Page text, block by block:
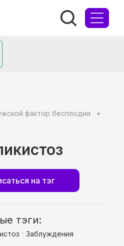
фактор бесплодия
на тэг
тэги:
Заблуждения